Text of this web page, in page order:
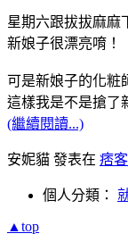
星期六跟拔拔麻麻
新娘子很漂亮唷！
可是新娘子的化粧
這樣我是不是搶了
(繼續閱讀...)
安妮貓 發表在 痞
個人分類：
▲top